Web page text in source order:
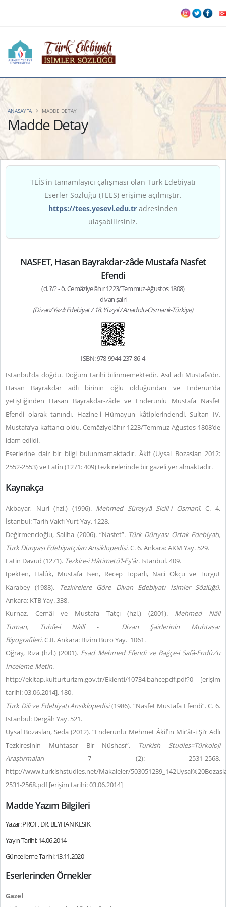
Madde Detay
ANASAYFA MADDE DETAY
TEİS'in tamamlayıcı çalışması olan Türk Edebiyatı
Eserler Sözlüğü (TEES) erişime açılmıştır.
https://tees.yesevi.edu.tr adresinden
ulaşabilirsiniz.
NASFET, Hasan Bayrakdar-zâde Mustafa Nasfet
Efendi
(d. ?/? - ö. Cemâziyelâhır 1223/Temmuz-Ağustos 1808)
divan şairi
(Divan/Yazılı Edebiyat / 18. Yüzyıl / Anadolu-Osmanlı-Türkiye)
ISBN: 978-9944-237-86-4
İstanbul’da doğdu. Doğum tarihi bilinmemektedir. Asıl adı Mustafa’dır.
Hasan Bayrakdar adlı birinin oğlu olduğundan ve Enderun’da
yetiştiğinden Hasan Bayrakdar-zâde ve Enderunlu Mustafa Nasfet
Efendi olarak tanındı. Hazine-i Hümayun kâtiplerindendi. Sultan IV.
Mustafa’ya kaftancı oldu. Cemâziyelâhır 1223/Temmuz-Ağustos 1808’de
idam edildi.
Eserlerine dair bir bilgi bulunmamaktadır. Âkif (Uysal Bozaslan 2012:
2552-2553) ve Fatîn (1271: 409) tezkirelerinde bir gazeli yer almaktadır.
Kaynakça
Akbayar, Nuri (hzl.) (1996). Mehmed Süreyyâ Sicill-i Osmanî.C. 4.
İstanbul: Tarih Vakfı Yurt Yay. 1228.
Değirmencioğlu, Saliha (2006). “Nasfet”. Türk Dünyası Ortak Edebiyatı,
Türk Dünyası Edebiyatçıları Ansiklopedisi. C. 6. Ankara: AKM Yay. 529.
Fatin Davud (1271). Tezkire-i Hâtimetü’l-Eş'âr. İstanbul. 409.
İpekten, Halûk, Mustafa İsen, Recep Toparlı, Naci Okçu ve Turgut
Karabey (1988).
Tezkirelere Göre Divan Edebiyatı İsimler Sözlüğü.
Ankara: KTB Yay. 338.
Kurnaz, Cemâl ve Mustafa Tatçı (hzl.) (2001). Mehmed Nâil
Tuman,
Tuhfe-i Nâilî -
Divan Şairlerinin Muhtasar
Biyografileri.C.II.Ankara: Bizim Büro Yay. 1061.
Oğraş, Rıza (hzl.) (2001). Esad Mehmed Efendi ve Bağçe-i Safâ-Endûz’u
İnceleme-Metin.
http://ekitap.kulturturizm.gov.tr/Eklenti/10734,bahcepdf.pdf?0 [erişim
tarihi: 03.06.2014]. 180.
Türk Dili ve Edebiyatı Ansiklopedisi(1986). “Nasfet Mustafa Efendi”. C. 6.
İstanbul: Dergâh Yay. 521.
Uysal Bozaslan, Seda (2012). “Enderunlu Mehmet Âkif’in Mir’ât-i Şi’r Adlı
Tezkiresinin Muhtasar Bir Nüshası”. Turkish Studies=Türkoloji
Araştırmaları7 (2): 2531-2568.
http://www.turkishstudies.net/Makaleler/
2531-2568.pdf [erişim tarihi: 03.06.2014]
Madde Yazım Bilgileri
Yazar: PROF. DR. BEYHAN KESİK
Yayın Tarihi: 14.06.2014
Güncelleme Tarihi: 13.11.2020
Eserlerinden Örnekler
Gazel